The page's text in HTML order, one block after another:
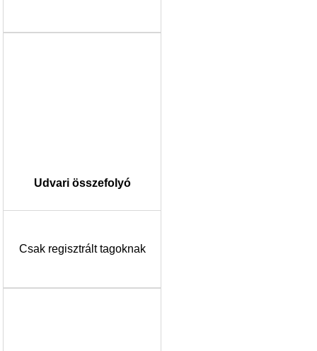
Udvari összefolyó
Csak regisztrált tagoknak